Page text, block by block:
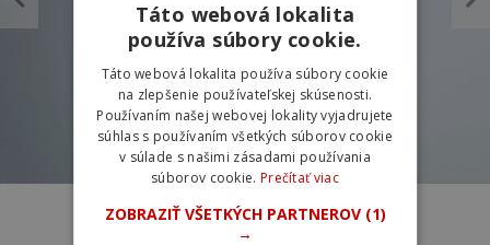
Specialized S-Works Torch
Táto webová lokalita
používa súbory cookie.
Táto webová lokalita používa súbory cookie
na zlepšenie používateľskej skúsenosti.
Používaním našej webovej lokality vyjadrujete
súhlas s používaním všetkých súborov cookie
v súlade s našimi zásadami používania
súborov cookie. Prečítať viac
ZOBRAZIŤ VŠETKÝCH PARTNEROV (1)
→